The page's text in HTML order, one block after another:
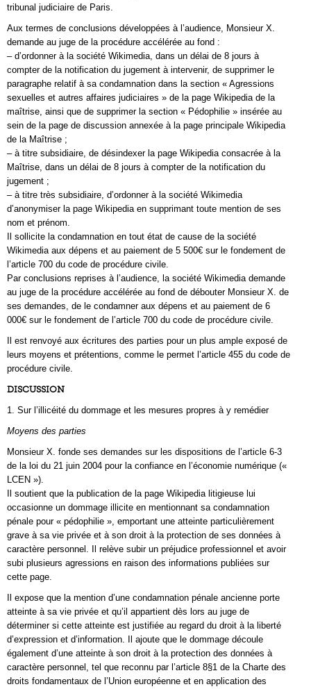
tribunal judiciaire de Paris.
Aux termes de conclusions développées à l’audience, Monsieur X.
demande au juge de la procédure accélérée au fond :
– d’ordonner à la société Wikimedia, dans un délai de 8 jours à
compter de la notification du jugement à intervenir, de supprimer le
paragraphe relatif à sa condamnation dans la section « Agressions
sexuelles et autres affaires judiciaires » de la page Wikipedia de la
maîtrise, ainsi que de supprimer la section « Pédophilie » insérée au
sein de la page de discussion annexée à la page principale Wikipedia
de la Maîtrise ;
– à titre subsidiaire, de désindexer la page Wikipedia consacrée à la
Maîtrise, dans un délai de 8 jours à compter de la notification du
jugement ;
– à titre très subsidiaire, d’ordonner à la société Wikimedia
d’anonymiser la page Wikipedia en supprimant toute mention de ses
nom et prénom.
Il sollicite la condamnation en tout état de cause de la société
Wikimedia aux dépens et au paiement de 5 500€ sur le fondement de
l’article 700 du code de procédure civile.
Par conclusions reprises à l’audience, la société Wikimedia demande
au juge de la procédure accélérée au fond de débouter Monsieur X. de
ses demandes, de le condamner aux dépens et au paiement de 6
000€ sur le fondement de l’article 700 du code de procédure civile.
Il est renvoyé aux écritures des parties pour un plus ample exposé de
leurs moyens et prétentions, comme le permet l’article 455 du code de
procédure civile.
DISCUSSION
1. Sur l’illicéité du dommage et les mesures propres à y remédier
Moyens des parties
Monsieur X. fonde ses demandes sur les dispositions de l’article 6-3
de la loi du 21 juin 2004 pour la confiance en l’économie numérique («
LCEN »).
Il soutient que la publication de la page Wikipedia litigieuse lui
occasionne un dommage illicite en mentionnant sa condamnation
pénale pour « pédophilie », emportant une atteinte particulièrement
grave à sa vie privée et à son droit à la protection de ses données à
caractère personnel. Il relève subir un préjudice professionnel et avoir
subi plusieurs agressions en raison des informations publiées sur
cette page.
Il expose que la mention d’une condamnation pénale ancienne porte
atteinte à sa vie privée et qu’il appartient dès lors au juge de
déterminer si cette atteinte est justifiée au regard du droit à la liberté
d’expression et d’information. Il ajoute que le dommage découle
également d’une atteinte à son droit à la protection des données à
caractère personnel, tel que reconnu par l’article 8§1 de la Charte des
droits fondamentaux de l’Union européenne et en application des